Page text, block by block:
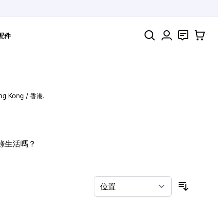
件 搜索 聯絡 購物車
Kong / 香港.
生活嗎？